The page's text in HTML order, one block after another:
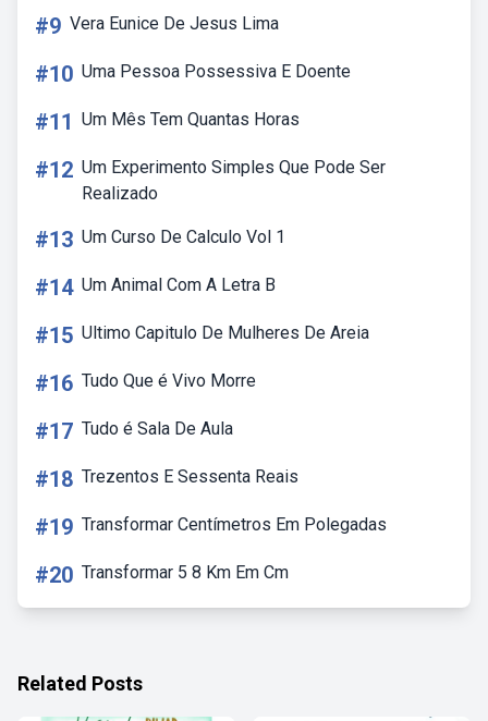
#9 Vera Eunice De Jesus Lima
#10 Uma Pessoa Possessiva E Doente
#11 Um Mês Tem Quantas Horas
#12 Um Experimento Simples Que Pode Ser
Realizado
#13 Um Curso De Calculo Vol 1
#14 Um Animal Com A Letra B
#15 Ultimo Capitulo De Mulheres De Areia
#16 Tudo Que é Vivo Morre
#17 Tudo é Sala De Aula
#18 Trezentos E Sessenta Reais
#19 Transformar Centímetros Em Polegadas
#20 Transformar 5 8 Km Em Cm
Related Posts